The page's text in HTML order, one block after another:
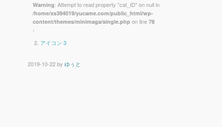
Warning: Attempt to read property "cat_ID" on null in
/home/xs394019/yucame.com/public_html/wp-
content/themes/minimaga/single.php on line 78
›
アイコン 3
2019-10-22by ゆぅと